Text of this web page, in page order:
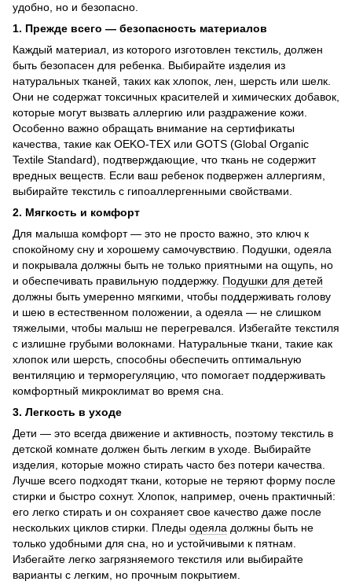
удобно, но и безопасно.
1. Прежде всего — безопасность материалов
Каждый материал, из которого изготовлен текстиль, должен
быть безопасен для ребенка. Выбирайте изделия из
натуральных тканей, таких как хлопок, лен, шерсть или шелк.
Они не содержат токсичных красителей и химических добавок,
которые могут вызвать аллергию или раздражение кожи.
Особенно важно обращать внимание на сертификаты
качества, такие как OEKO-TEX или GOTS (Global Organic
Textile Standard), подтверждающие, что ткань не содержит
вредных веществ. Если ваш ребенок подвержен аллергиям,
выбирайте текстиль с гипоаллергенными свойствами.
2. Мягкость и комфорт
Для малыша комфорт — это не просто важно, это ключ к
спокойному сну и хорошему самочувствию. Подушки, одеяла
и покрывала должны быть не только приятными на ощупь, но
и обеспечивать правильную поддержку. Подушки для детей
должны быть умеренно мягкими, чтобы поддерживать голову
и шею в естественном положении, а одеяла — не слишком
тяжелыми, чтобы малыш не перегревался. Избегайте текстиля
с излишне грубыми волокнами. Натуральные ткани, такие как
хлопок или шерсть, способны обеспечить оптимальную
вентиляцию и терморегуляцию, что помогает поддерживать
комфортный микроклимат во время сна.
3. Легкость в уходе
Дети — это всегда движение и активность, поэтому текстиль в
детской комнате должен быть легким в уходе. Выбирайте
изделия, которые можно стирать часто без потери качества.
Лучше всего подходят ткани, которые не теряют форму после
стирки и быстро сохнут. Хлопок, например, очень практичный:
его легко стирать и он сохраняет свое качество даже после
нескольких циклов стирки. Пледы одеяла должны быть не
только удобными для сна, но и устойчивыми к пятнам.
Избегайте легко загрязняемого текстиля или выбирайте
варианты с легким, но прочным покрытием.